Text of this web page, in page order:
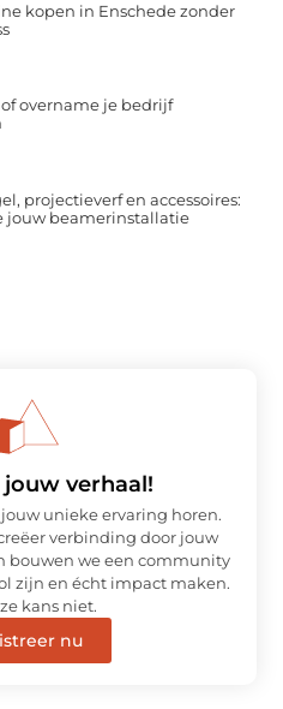
kopen in Enschede zonder
overname je bedrijf
projectieverf en accessoires:
jouw beamerinstallatie
verhaal!
unieke ervaring horen.
verbinding door jouw
bouwen we een community
zijn en écht impact maken.
kans niet.
nu